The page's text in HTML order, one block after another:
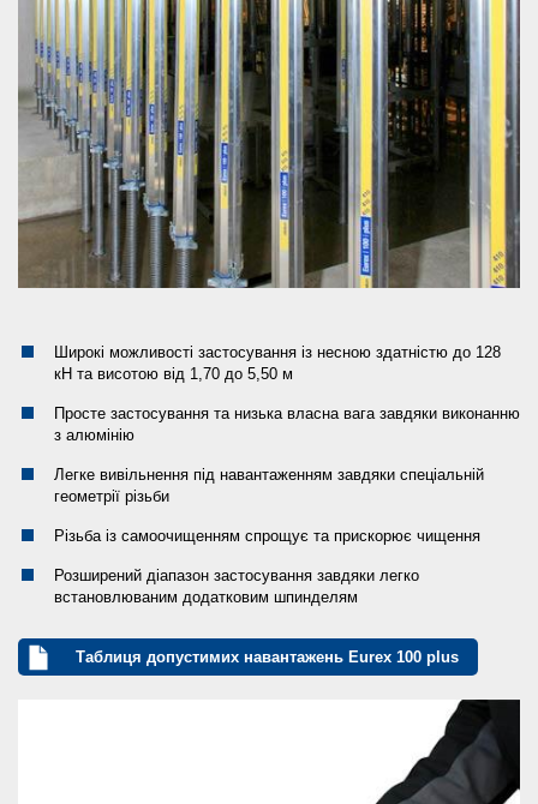
Широкі можливості застосування із несною здатністю до 128
кН та висотою від 1,70 дo 5,50 м
Просте застосування та низька власна вага завдяки виконанню
з алюмінію
Легке вивільнення під навантаженням завдяки спеціальній
геометрії різьби
Різьба із самоочищенням спрощує та прискорює чищення
Розширений діапазон застосування завдяки легко
встановлюваним додатковим шпинделям
Таблиця допустимих навантажень Eurex 100 plus